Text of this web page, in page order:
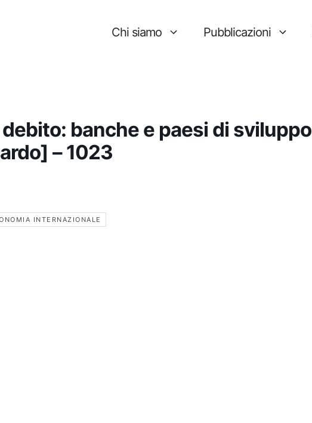
Chi siamo Pubblicazioni
debito: banche e paesi di sviluppo
– 1023
INTERNAZIONALE